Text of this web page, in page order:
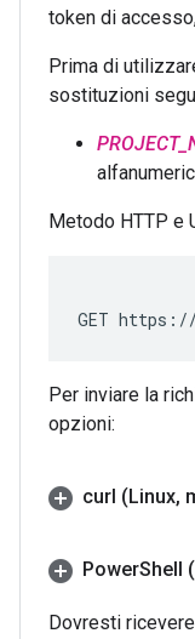
token di
Prima di
sostituzioni
Metodo HTTP e
GET
Per inviare la
opzioni:
curl (Linux,
PowerShell
Dovresti